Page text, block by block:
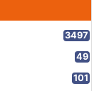
3497
49
101